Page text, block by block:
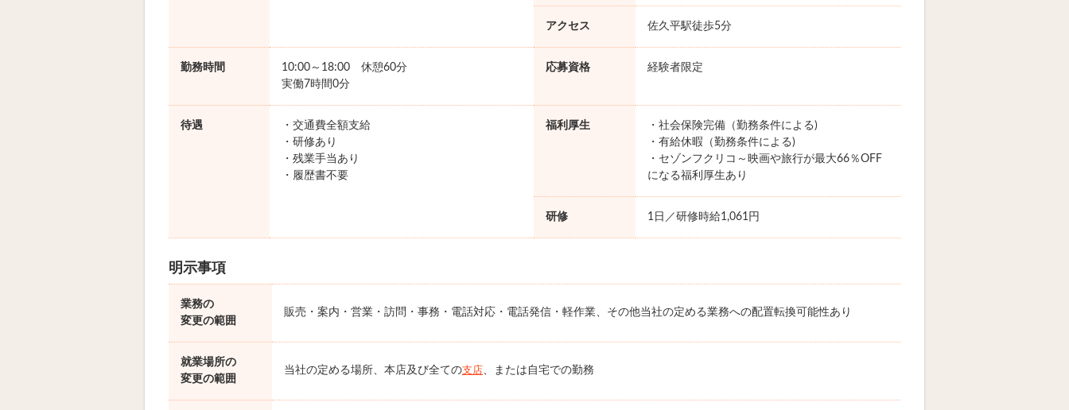
アクセス 佐久平駅徒歩5分
勤務時間
10:00～18:00 休憩60分
実働7時間0分
応募資格 経験者限定
待遇
・交通費全額支給
・研修あり
・残業手当あり
・履歴書不要
福利厚生
・社会保険完備（勤務条件による)
・有給休暇（勤務条件による)
・セゾンフクリコ～映画や旅行が最大66％OFF
になる福利厚生あり
研修 1日／研修時給1,061円
明示事項
業務の
変更の範囲
販売・案内・営業・訪問・事務・電話対応・電話発信・軽作業、その他当社の定める業務への配置転換可能性あり
就業場所の
変更の範囲
当社の定める場所、本店及び全ての支店、または自宅での勤務